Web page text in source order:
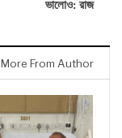
ভালোও: রাজ
More From Author